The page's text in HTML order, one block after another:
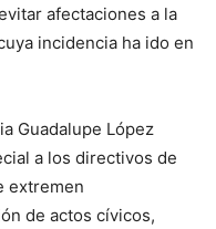
afectaciones a la
incidencia ha ido en
Guadalupe López
a los directivos de
extremen
de actos cívicos,